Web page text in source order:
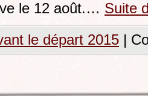
le 12 août.… Suite
le départ 2015 |